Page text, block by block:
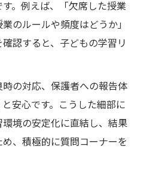
。例えば、「欠席した授業
のルールや頻度はどうか」
認すると、子どもの学習リ
の対応、保護者への報告体
安心です。こうした細部に
境の安定化に直結し、結果
、積極的に質問コーナーを